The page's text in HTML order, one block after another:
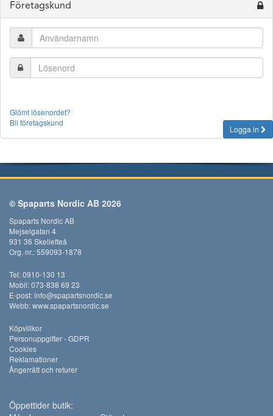
Företagskund
Glömt lösenordet?
Bli företagskund
Logga in
© Spaparts Nordic AB 2026
Spaparts Nordic AB
Mejselgatan 4
931 36 Skellefteå
Org. nr.: 559093-1878
Tel: 0910-130 13
Mobil: 073-838 69 23
E-post:info@spapartsnordic.se
Webb:www.spapartsnordic.se
Köpvillkor
Personuppgifter - GDPR
Cookies
Reklamationer
Ångerrätt och returer
Öppettider butik: